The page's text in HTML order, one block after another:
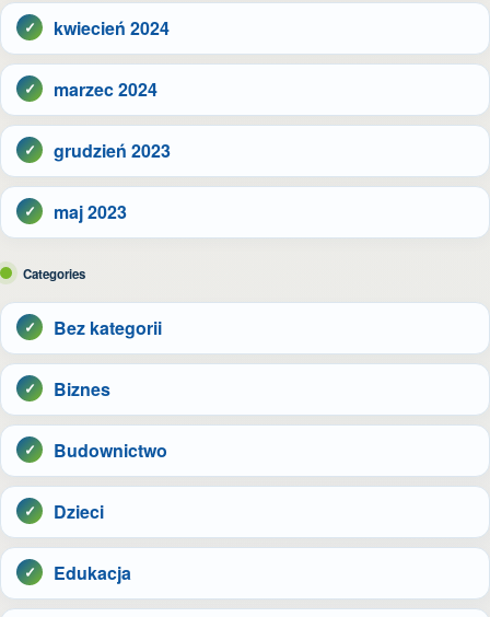
kwiecień 2024
marzec 2024
grudzień 2023
maj 2023
Categories
Bez kategorii
Biznes
Budownictwo
Dzieci
Edukacja